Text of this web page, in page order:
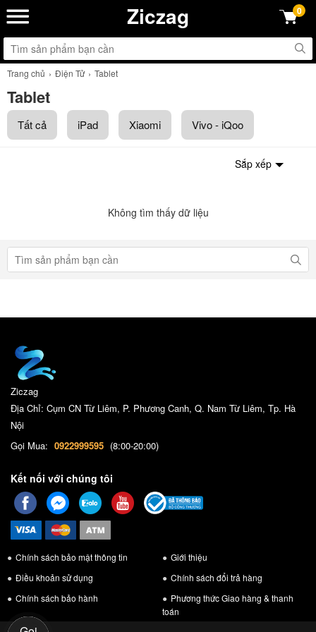
Ziczag 0
Trang chủ Điện Tử Tablet
Tablet
Tất cả iPad Xiaomi Vivo - iQoo
Sắp xếp
Không tìm thấy dữ liệu
Ziczag
Địa Chỉ: Cụm CN Từ Liêm, P. Phương Canh, Q. Nam Từ Liêm, Tp. Hà
Nội
Gọi Mua: 0922999595 (8:00-20:00)
Kết nối với chúng tôi
Chính sách bảo mật thông tin
Giới thiệu
Điều khoản sử dụng
Chính sách đổi trả hàng
Chính sách bảo hành
Phương thức Giao hàng & thanh
toán